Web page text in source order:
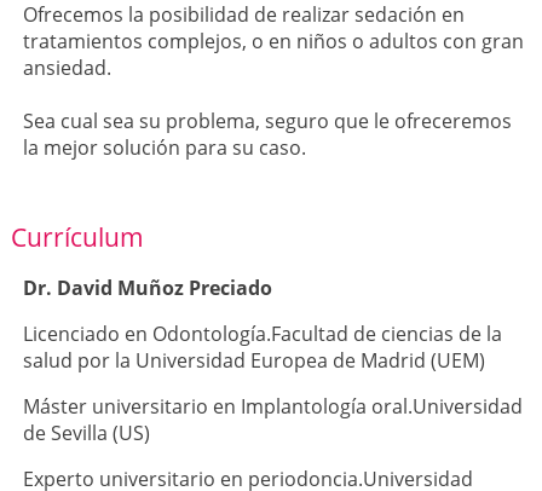
Ofrecemos la posibilidad de realizar sedación en
tratamientos complejos, o en niños o adultos con gran
ansiedad.
Sea cual sea su problema, seguro que le ofreceremos
la mejor solución para su caso.
Currículum
Dr. David Muñoz Preciado
Licenciado en Odontología.Facultad de ciencias de la
salud por la Universidad Europea de Madrid (UEM)
Máster universitario en Implantología oral.Universidad
de Sevilla (US)
Experto universitario en periodoncia.Universidad